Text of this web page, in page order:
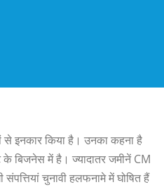
से इनकार किया है। उनका कहना है
बिजनेस में है। ज्यादातर जमीनें CM
चुनावी हलफनामे में घोषित हैं